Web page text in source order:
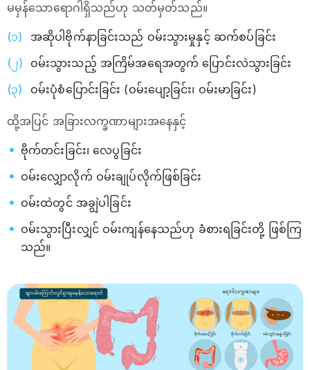
မမှန်သော‌ရောဂါရှိသည်ဟု သတ်မှတ်သည်။
အဆိုပါဗိုက်နာခြင်းသည် ဝမ်းသွားမှုနှင့် ဆက်စပ်ခြင်း
ဝမ်းသွားသည့် အကြိမ်အရေအတွက် ပြောင်းလဲသွားခြင်း
ဝမ်းပုံစံပြောင်းခြင်း (ဝမ်းပျော့ခြင်း၊ ဝမ်းမာခြင်း)
ထို့အပြင် အခြားလက္ခဏာများအနေနှင့်
ဗိုက်တင်းခြင်း၊ လေပွခြင်း
ဝမ်းလျှောလိုက် ဝမ်းချုပ်လိုက်ဖြစ်ခြင်း
ဝမ်းထဲတွင် အချွဲပါခြင်း
ဝမ်းသွားပြီးလျှင် ဝမ်းကျန်နေသည်ဟု ခံစားရခြင်းတို့ ဖြစ်ကြ
သည်။